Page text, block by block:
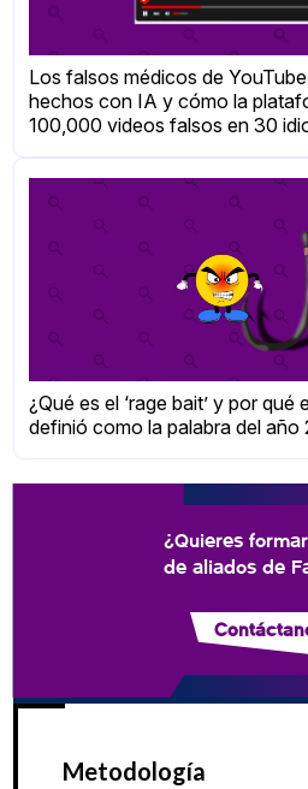
Los falsos médicos de
hechos con IA y cómo la
100,000 videos falsos en 30
¿Qué es el ‘rage bait’ y por
definió como la palabra del año
¿Quieres
de aliados de
Metodología